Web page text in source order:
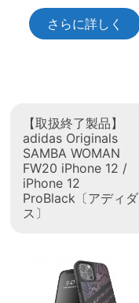
さらに詳しく
【取扱終了製品】
adidas Originals
SAMBA WOMAN
FW20 iPhone 12 /
iPhone 12
ProBlack〔アディダ
ス〕